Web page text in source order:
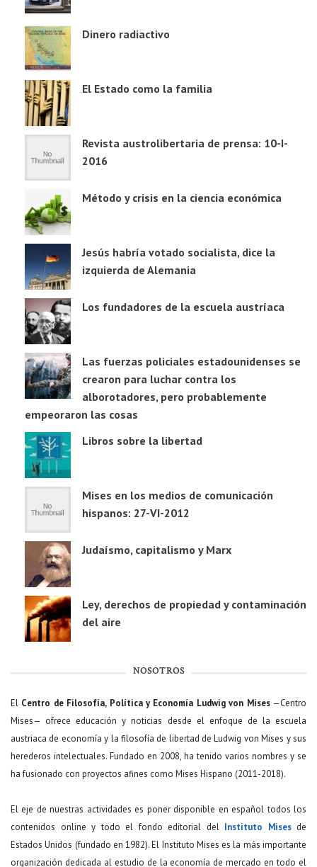
Dinero radiactivo
El Estado como la familia
Revista austrolibertaria de prensa: 10-I-
2016
Método y crisis en la ciencia económica
Jesús habría votado socialista, dice la
izquierda de Alemania
Los fundadores de la escuela austríaca
Las fuerzas policiales estadounidenses se
crearon para luchar contra los
alborotadores, pero probablemente
empeoraron las cosas
Libros sobre la libertad
Mises en los medios de comunicación
hispanos: 27-VI-2012
Judaísmo, capitalismo y Marx
Ley, derechos de propiedad y contaminación
del aire
NOSOTROS
El Centro de Filosofía, Política y Economía Ludwig von Mises—Centro
Mises— ofrece educación y noticias desde el enfoque de la escuela
austriaca de economía y la filosofía de libertad de Ludwig von Mises y sus
herederos intelectuales. Fundado en 2008, ha tenido varios nombres y se
ha fusionado con proyectos afines como Mises Hispano (2011-2018).
El eje de nuestras actividades es poner disponible en español todos los
contenidos online y todo el fondo editorial del Instituto Misesde
Estados Unidos (fundado en 1982). El Instituto Mises es la más importante
organización dedicada al estudio de la economía de mercado en todo el